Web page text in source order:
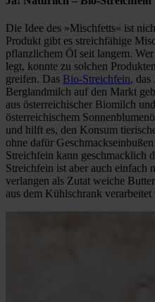
Die Idee des »Mischfetts« ist
Produkt gibt es streichfähige
pflanzlichem Öl seit langem.
legt, konnte zu solchen
greifen. Das Bio-Streichfein, das
Berglandmilch auf den Markt
aus österreichischer Biomilch
österreichischem
und hilft es, den Konsum
ohne dafür
Streichfein kann geschmacklich
Streichfein ist aber auch einfach
verlangen als Zutat weiche
aus dem Kühlschrank verarbeitet